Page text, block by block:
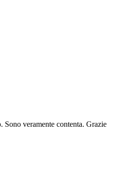
Sono veramente contenta. Grazie